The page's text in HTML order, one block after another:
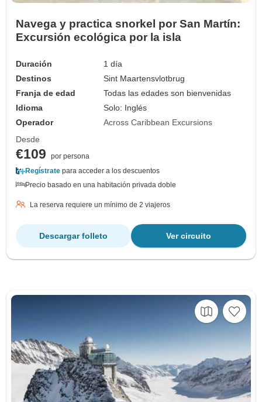
Navega y practica snorkel por San Martín:
Excursión ecológica por la isla
Duración
1 día
Destinos
Sint Maartensvlotbrug
Franja de edad
Todas las edades son bienvenidas
Idioma
Solo: Inglés
Operador
Across Caribbean Excursions
Desde
€109
por persona
Regístrate para acceder a los descuentos
Precio basado en una habitación privada doble
La reserva requiere un mínimo de 2 viajeros
Ver circuito
Descargar folleto